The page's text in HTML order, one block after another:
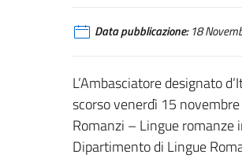
Data pubblicazione:18
L’Ambasciatore designato
scorso venerdì 15
Romanzi – Lingue romanze
Dipartimento di Lingue